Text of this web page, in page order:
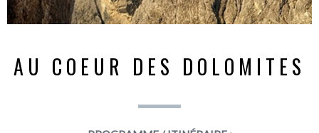
AU COEUR DES DOLOMITES